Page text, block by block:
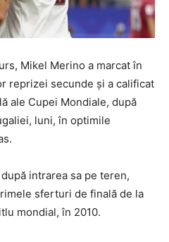
Mikel Merino a marcat în
reprizei secunde și a calificat
ale Cupei Mondiale, după
luni, în optimile
intrarea sa pe teren,
sferturi de finală de la
mondial, în 2010.